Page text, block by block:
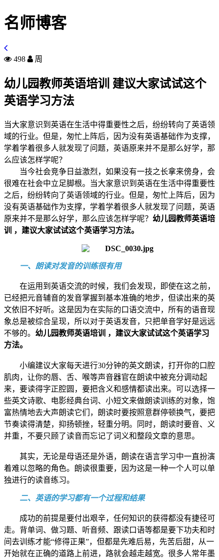
名师博客
498 周
幼儿园教师英语培训 建议大家试试这个
英语学习方法
当大家意识到英语在生活中得重要性之后，纷纷转向了英语领
域的行业。但是，匆忙上阵后，因为没有英语基础作为支撑，
学着学着很多人就发现了问题，英语原来并不是那么好学，那
么应该怎样学呢？
当今社会竞争日益激烈，如果没有一技之长拿来傍身，会
很难在社会中立足脚根。当大家意识到英语在生活中得重要性
之后，纷纷转向了英语领域的行业。但是，匆忙上阵后，因为
没有英语基础作为支撑，学着学着很多人就发现了问题，英语
原来并不是那么好学，那么应该怎样学呢？ 幼儿园教师英语培
训 ，建议大家试试这个英语学习方法。
一、朗读对发音的训练很有用
在运用到英语交流的时候，我们会发现，即使在这之前，
已经把元音辅音的发音掌握到基本准确的地步，但读出来的英
文依旧不好听。这是因为在实际的口语交流中，所有的语音现
象总是被综合呈现，所以对于英语发音，只把单音学好是远远
不够的。 幼儿园教师英语培训 ，建议大家试试这个英语学习
方法。
小编建议大家每天进行30分钟的英文朗读，打开你的口腔
肌肉，让你的唇、舌、喉等声音器官在朗读中被充分调动起
来，要读得字正腔圆，要把含义和感情都读出来。可以选择一
些英文诗歌、电影经典台词、小短文来做朗读训练的对象，饱
富热情地去大声朗读它们，朗读时要按照意群停顿换气，要把
节奏读得清楚，抑扬顿挫，轻重分明。同时，朗读时要音、义
并重，不要只顾了读音而忘记了词义和整段文章的意思。
其实，无论是母语还是外语，朗读在语言学习中一直扮演
着难以忽略的角色。朗读很重要，因为这是一种一个人可以单
独进行的读音练习。
二、英语的学习都有一个过程和结果
成功的前提是要付出艰辛，任何知识的获得都没有捷径可
走。背单词、做习题、听音频、跟读口语等都是要下功夫和时
间去训练才能“修得正果”，但都是先难后易，先苦后甜，从一
开始就在正确的道路上前进，路就会越走越宽。很多人常年墨